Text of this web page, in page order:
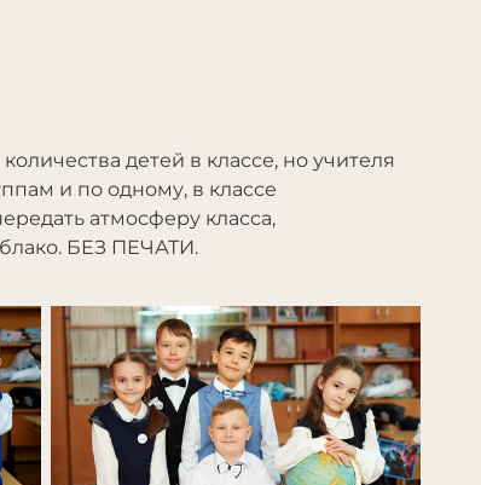
детей в классе, но учителя
и по одному, в классе
атмосферу класса,
БЕЗ ПЕЧАТИ.